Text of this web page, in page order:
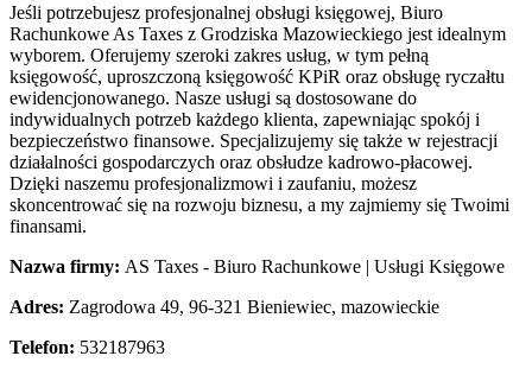
Jeśli potrzebujesz profesjonalnej obsługi księgowej, Biuro
Rachunkowe As Taxes z Grodziska Mazowieckiego jest idealnym
wyborem. Oferujemy szeroki zakres usług, w tym pełną
księgowość, uproszczoną księgowość KPiR oraz obsługę ryczałtu
ewidencjonowanego. Nasze usługi są dostosowane do
indywidualnych potrzeb każdego klienta, zapewniając spokój i
bezpieczeństwo finansowe. Specjalizujemy się także w rejestracji
działalności gospodarczych oraz obsłudze kadrowo-płacowej.
Dzięki naszemu profesjonalizmowi i zaufaniu, możesz
skoncentrować się na rozwoju biznesu, a my zajmiemy się Twoimi
finansami.
Nazwa firmy: AS Taxes - Biuro Rachunkowe | Usługi Księgowe
Adres: Zagrodowa 49, 96-321 Bieniewiec, mazowieckie
Telefon: 532187963